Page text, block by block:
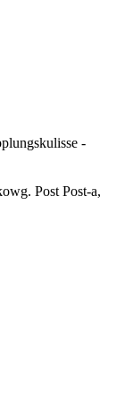
-
Post Post-a,